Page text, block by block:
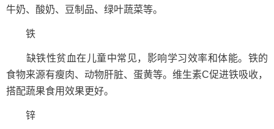
牛奶、酸奶、豆制品、绿叶蔬菜等。
铁
缺铁性贫血在儿童中常见，影响学习效率和体能。铁的
食物来源有瘦肉、动物肝脏、蛋黄等。维生素C促进铁吸收，
搭配蔬果食用效果更好。
锌